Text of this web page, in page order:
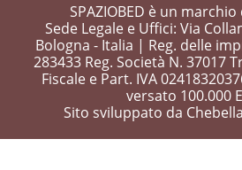
SPAZIOBED è un marchio
Sede Legale e Uffici: Via
Bologna - Italia | Reg. delle
283433 Reg. Società N. 37017
Fiscale e Part. IVA
versato 100.000
Sito sviluppato da